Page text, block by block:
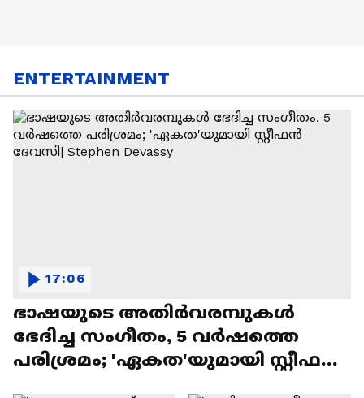
ENTERTAINMENT
ഭാഷയുടെ അതിർവരമ്പുകൾ
ഭേദിച്ച സംഗീതം, 5 വർഷത്തെ
പരിശ്രമം; 'ഏകത'യുമായി സ്റ്റീഫൻ
17:06